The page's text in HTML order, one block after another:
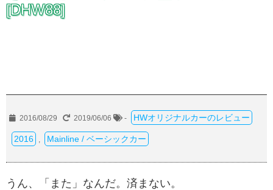
[DHW88]
2016/08/29 2019/06/06 - HWオリジナルカーのレビュー
2016 Mainline / ベーシックカー
うん、「また」なんだ。済まない。